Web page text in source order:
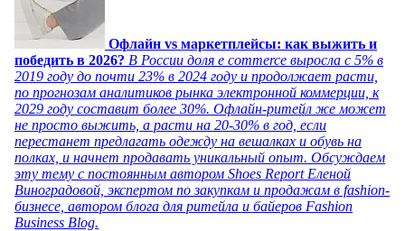
Офлайн vs маркетплейсы: как выжить и
победить в 2026? В России доля e commerce выросла с 5% в
2019 году до почти 23% в 2024 году и продолжает расти,
по прогнозам аналитиков рынка электронной коммерции, к
2029 году составит более 30%. Офлайн-ритейл же может
не просто выжить, а расти на 20-30% в год, если
перестанет предлагать одежду на вешалках и обувь на
полках, и начнет продавать уникальный опыт. Обсуждаем
эту тему с постоянным автором Shoes Report Еленой
Виноградовой, экспертом по закупкам и продажам в fashion-
бизнесе, автором блога для ритейла и байеров Fashion
Business Blog.